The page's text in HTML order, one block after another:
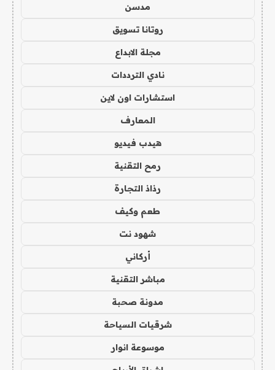
مدسن
روتانا تسويق
مجلة الابداع
نادي الترددات
استشارات اون لاين
المعارف
هيدب فيديو
رمح التقنية
رذاذ التجارة
طعم وكيف
شهود نت
أركاني
مباشر التقنية
مدونة صحبة
شرقيات السياحة
موسوعة انوار